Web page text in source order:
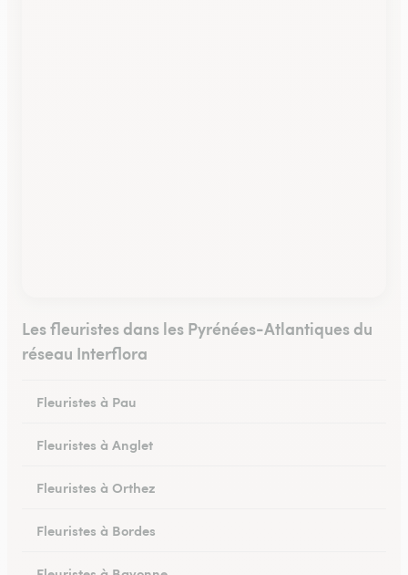
Les fleuristes dans les Pyrénées-Atlantiques du
réseau Interflora
Fleuristes à Pau
Fleuristes à Anglet
Fleuristes à Orthez
Fleuristes à Bordes